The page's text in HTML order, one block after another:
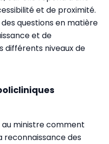
et de proximité.
questions en matière
et de
niveaux de
au ministre comment
reconnaissance des